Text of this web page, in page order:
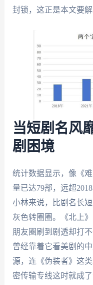
封锁，这正是本文要解
当短剧名风
剧困境
统计数据显示，像《
量已达79部，远超
小林来说，比剧名长
灰色转圈圈。《北上
朋友圈刷到剧透却打
曾经靠着它看美剧的
源，连《伪装者》这
密传输专线这时就成